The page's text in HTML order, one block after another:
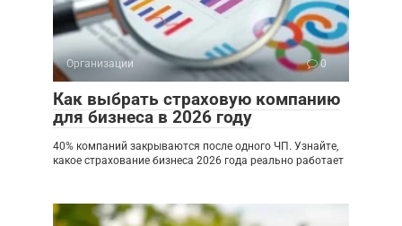
Организации 0
Как выбрать страховую компанию
для бизнеса в 2026 году
40% компаний закрываются после одного ЧП. Узнайте,
какое страхование бизнеса 2026 года реально работает